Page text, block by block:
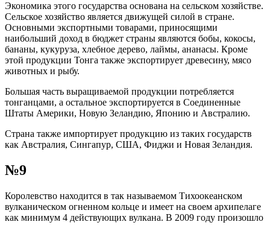
Экономика этого государства основана на сельском хозяйстве.
Сельское хозяйство является движущей силой в стране.
Основными экспортными товарами, приносящими
наибольший доход в бюджет страны являются бобы, кокосы,
бананы, кукуруза, хлебное дерево, лаймы, ананасы. Кроме
этой продукции Тонга также экспортирует древесину, мясо
животных и рыбу.
Большая часть выращиваемой продукции потребляется
тонганцами, а остальное экспортируется в Соединенные
Штаты Америки, Новую Зеландию, Японию и Австралию.
Страна также импортирует продукцию из таких государств
как Австралия, Сингапур, США, Фиджи и Новая Зеландия.
№9
Королевство находится в так называемом Тихоокеанском
вулканическом огненном кольце и имеет на своем архипелаге
как минимум 4 действующих вулкана. В 2009 году произошло